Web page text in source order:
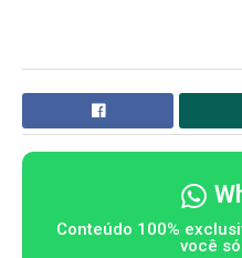
Conteúdo 100%
você